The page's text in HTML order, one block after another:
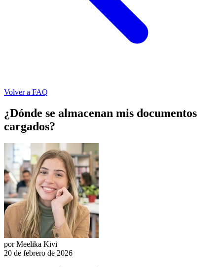
Volver a FAQ
¿Dónde se almacenan mis documentos
cargados?
por Meelika Kivi
20 de febrero de 2026